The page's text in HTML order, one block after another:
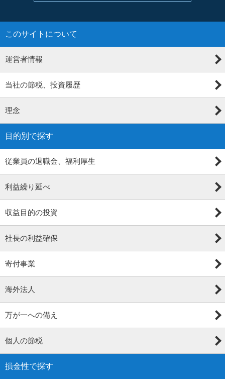
このサイトについて
運営者情報
当社の節税、投資履歴
理念
目的別で探す
従業員の退職金、福利厚生
利益繰り延べ
収益目的の投資
社長の利益確保
寄付事業
海外法人
万が一への備え
個人の節税
損金性で探す